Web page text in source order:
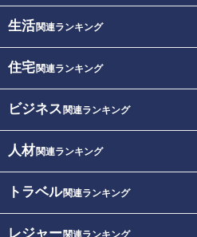
生活関連ランキング
住宅関連ランキング
ビジネス 関連ランキング
人材関連ランキング
トラベル関連ランキング
レジャー関連ランキング